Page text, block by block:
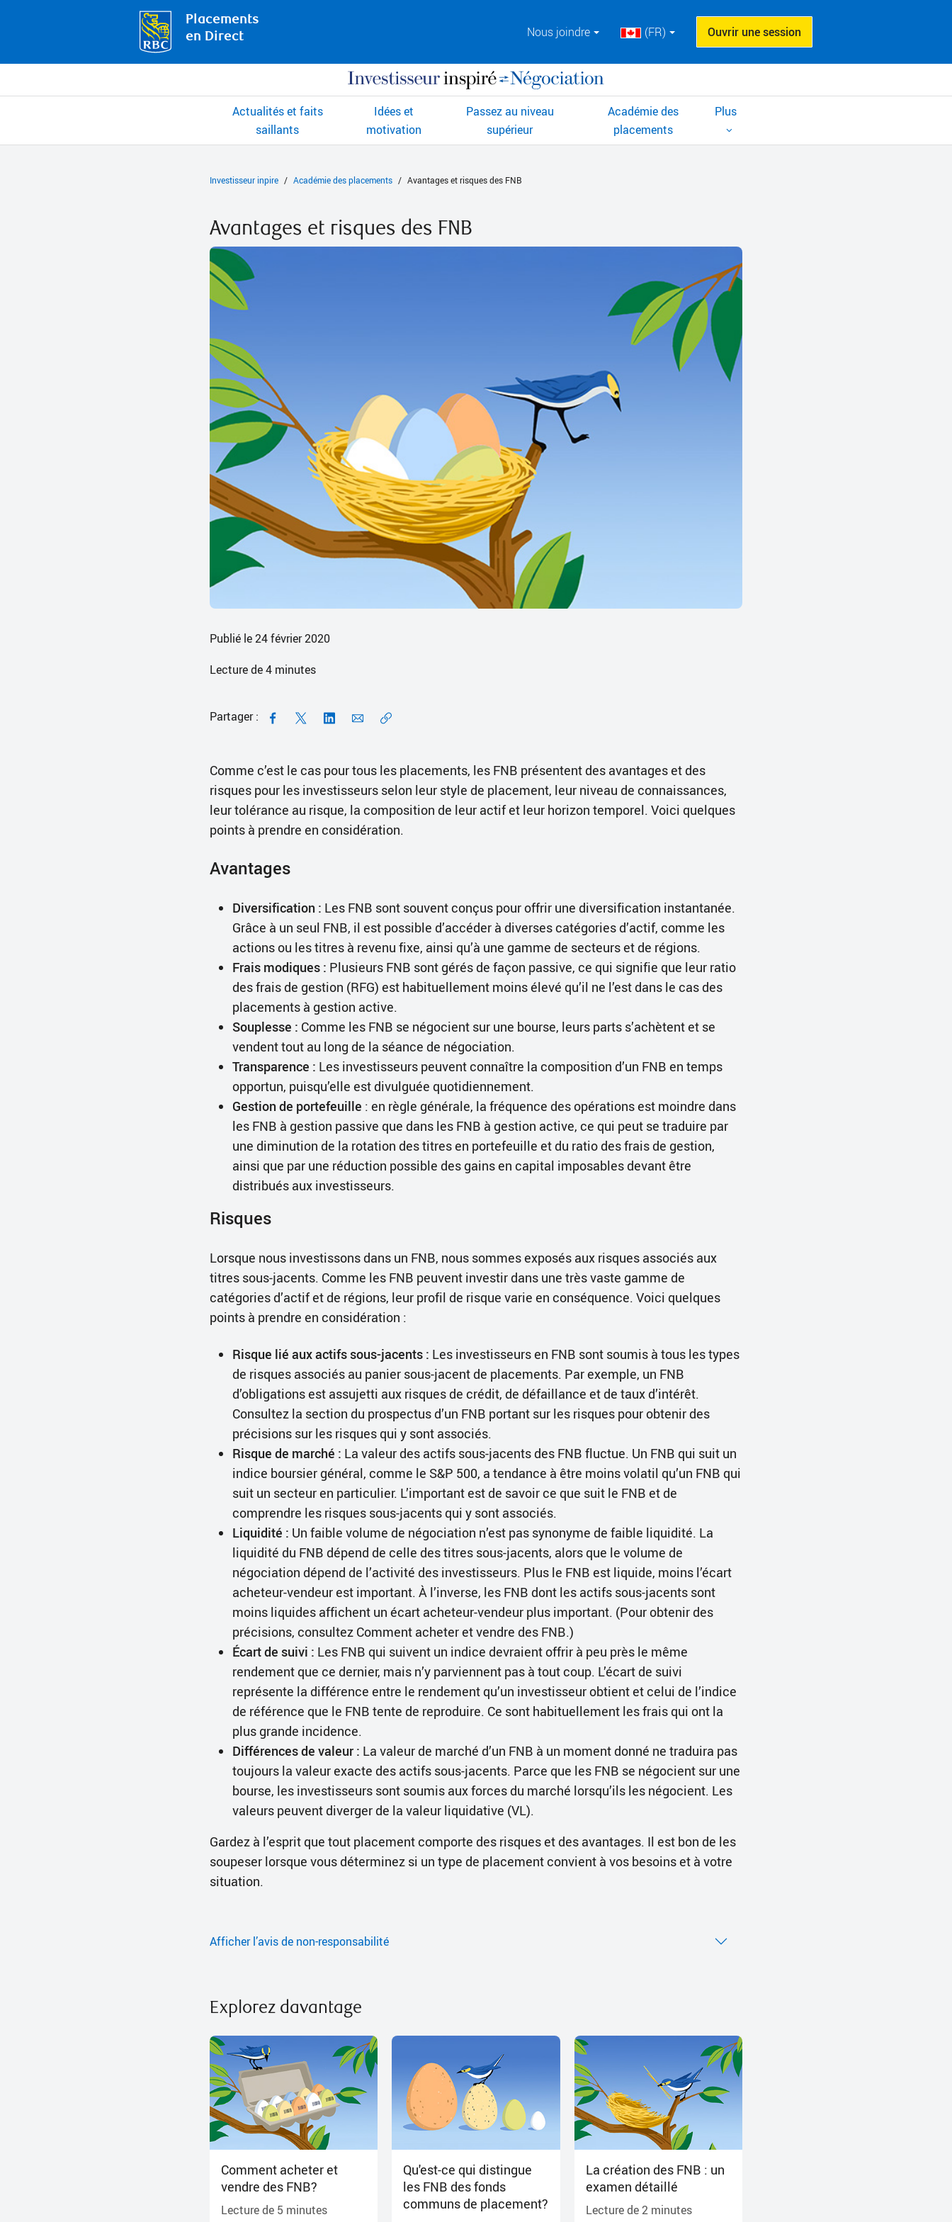
Placements
en Direct
Nous joindre (FR) Ouvrir une session
Actualités et faits
saillants
Idées et
motivation
Passez au niveau
supérieur
Académie des
placements
Plus
Investisseur inpire Académie des placements Avantages et risques des FNB
Avantages et risques des FNB
Publié le 24 février 2020
Lecture de4 minutes
Partager :
Comme c’est le cas pour tous les placements, les FNB présentent des avantages et des
risques pour les investisseurs selon leur style de placement, leur niveau de connaissances,
leur tolérance au risque, la composition de leur actif et leur horizon temporel. Voici quelques
points à prendre en considération.
Avantages
Diversification : Les FNB sont souvent conçus pour offrir une diversification instantanée.
Grâce à un seul FNB, il est possible d’accéder à diverses catégories d’actif, comme les
actions ou les titres à revenu fixe, ainsi qu’à une gamme de secteurs et de régions.
Frais modiques : Plusieurs FNB sont gérés de façon passive, ce qui signifie que leur ratio
des frais de gestion (RFG) est habituellement moins élevé qu’il ne l’est dans le cas des
placements à gestion active.
Souplesse : Comme les FNB se négocient sur une bourse, leurs parts s’achètent et se
vendent tout au long de la séance de négociation.
Transparence : Les investisseurs peuvent connaître la composition d’un FNB en temps
opportun, puisqu’elle est divulguée quotidiennement.
Gestion de portefeuille : en règle générale, la fréquence des opérations est moindre dans
les FNB à gestion passive que dans les FNB à gestion active, ce qui peut se traduire par
une diminution de la rotation des titres en portefeuille et du ratio des frais de gestion,
ainsi que par une réduction possible des gains en capital imposables devant être
distribués aux investisseurs.
Risques
Lorsque nous investissons dans un FNB, nous sommes exposés aux risques associés aux
titres sous-jacents. Comme les FNB peuvent investir dans une très vaste gamme de
catégories d’actif et de régions, leur profil de risque varie en conséquence. Voici quelques
points à prendre en considération :
Risque lié aux actifs sous-jacents : Les investisseurs en FNB sont soumis à tous les types
de risques associés au panier sous-jacent de placements. Par exemple, un FNB
d’obligations est assujetti aux risques de crédit, de défaillance et de taux d’intérêt.
Consultez la section du prospectus d’un FNB portant sur les risques pour obtenir des
précisions sur les risques qui y sont associés.
Risque de marché : La valeur des actifs sous-jacents des FNB fluctue. Un FNB qui suit un
indice boursier général, comme le S&P 500, a tendance à être moins volatil qu’un FNB qui
suit un secteur en particulier. L’important est de savoir ce que suit le FNB et de
comprendre les risques sous-jacents qui y sont associés.
Liquidité : Un faible volume de négociation n’est pas synonyme de faible liquidité. La
liquidité du FNB dépend de celle des titres sous-jacents, alors que le volume de
négociation dépend de l’activité des investisseurs. Plus le FNB est liquide, moins l’écart
acheteur-vendeur est important. À l’inverse, les FNB dont les actifs sous-jacents sont
moins liquides affichent un écart acheteur-vendeur plus important. (Pour obtenir des
précisions, consultez Comment acheter et vendre des FNB.)
Écart de suivi : Les FNB qui suivent un indice devraient offrir à peu près le même
rendement que ce dernier, mais n’y parviennent pas à tout coup. L’écart de suivi
représente la différence entre le rendement qu’un investisseur obtient et celui de l’indice
de référence que le FNB tente de reproduire. Ce sont habituellement les frais qui ont la
plus grande incidence.
Différences de valeur : La valeur de marché d’un FNB à un moment donné ne traduira pas
toujours la valeur exacte des actifs sous-jacents. Parce que les FNB se négocient sur une
bourse, les investisseurs sont soumis aux forces du marché lorsqu’ils les négocient. Les
valeurs peuvent diverger de la valeur liquidative (VL).
Gardez à l’esprit que tout placement comporte des risques et des avantages. Il est bon de les
soupeser lorsque vous déterminez si un type de placement convient à vos besoins et à votre
situation.
Afficher l’avis de non-responsabilité
Explorez davantage
Comment acheter et
vendre des FNB?
Lecture de 5 minutes
Qu'est-ce qui distingue
les FNB des fonds
communs de placement?
La création des FNB : un
examen détaillé
Lecture de 2minutes